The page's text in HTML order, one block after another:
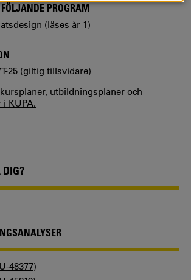
PROGRAM
(läses år 1)
25 (giltig tillsvidare)
utbildningsplaner och
KUPA.
48377)